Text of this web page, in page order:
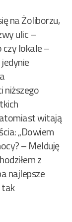
na Żoliborzu,
ulic –
czy lokale –
niższego
witają
„Dowiem
– Melduję
z
najlepsze
tak